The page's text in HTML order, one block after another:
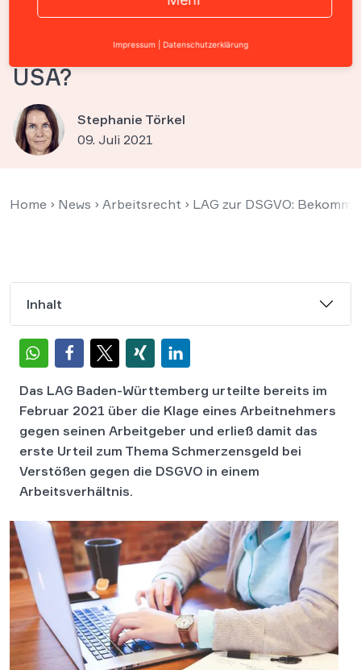
Schadensersatz bei
Datenübermittlung in die
USA?
Stephanie Törkel
09. Juli 2021
Home › News › Arbeitsrecht › LAG zur DSGVO:
Inhalt
Das LAG Baden-Württemberg urteilte bereits im
Februar 2021 über die Klage eines Arbeitnehmers
gegen seinen Arbeitgeber und erließ damit das
erste Urteil zum Thema Schmerzensgeld bei
Verstößen gegen die DSGVO in einem
Arbeitsverhältnis.
Impressum Datenschutzerklärung